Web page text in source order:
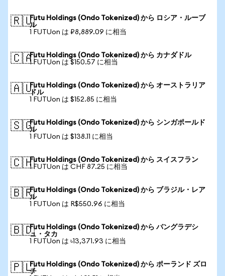
🇷🇺Futu Holdings (Ondo Tokenized) から ロシア・ルーブ
ル
1 FUTUon は ₽8,889.09 に相当
🇨🇦Futu Holdings (Ondo Tokenized) から カナダドル
1 FUTUon は $150.57 に相当
🇦🇺Futu Holdings (Ondo Tokenized) から オーストラリア
ドル
1 FUTUon は $152.85 に相当
🇸🇬Futu Holdings (Ondo Tokenized) から シンガポールド
ル
1 FUTUon は $138.11 に相当
🇨🇭Futu Holdings (Ondo Tokenized) から スイスフラン
1 FUTUon は CHF 87.25 に相当
🇧🇷Futu Holdings (Ondo Tokenized) から ブラジル・レア
ル
1 FUTUon は R$550.96 に相当
🇧🇩Futu Holdings (Ondo Tokenized) から バングラデシ
ュ・タカ
1 FUTUon は ৳13,371.93 に相当
🇵🇱Futu Holdings (Ondo Tokenized) から ポーランド ズロ
チ